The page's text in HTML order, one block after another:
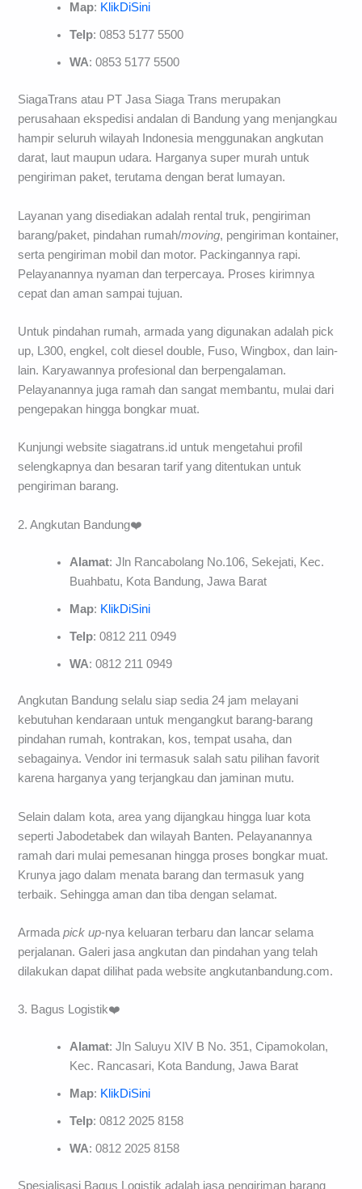
Map: KlikDiSini
Telp: 0853 5177 5500
WA: 0853 5177 5500
SiagaTrans atau PT Jasa Siaga Trans merupakan
perusahaan ekspedisi andalan di Bandung yang menjangkau
hampir seluruh wilayah Indonesia menggunakan angkutan
darat, laut maupun udara. Harganya super murah untuk
pengiriman paket, terutama dengan berat lumayan.
Layanan yang disediakan adalah rental truk, pengiriman
barang/paket, pindahan rumah/moving, pengiriman kontainer,
serta pengiriman mobil dan motor. Packingannya rapi.
Pelayanannya nyaman dan terpercaya. Proses kirimnya
cepat dan aman sampai tujuan.
Untuk pindahan rumah, armada yang digunakan adalah pick
up, L300, engkel, colt diesel double, Fuso, Wingbox, dan lain-
lain. Karyawannya profesional dan berpengalaman.
Pelayanannya juga ramah dan sangat membantu, mulai dari
pengepakan hingga bongkar muat.
Kunjungi website siagatrans.id untuk mengetahui profil
selengkapnya dan besaran tarif yang ditentukan untuk
pengiriman barang.
2. Angkutan Bandung❤️
Alamat: Jln Rancabolang No.106, Sekejati, Kec.
Buahbatu, Kota Bandung, Jawa Barat
Map: KlikDiSini
Telp: 0812 211 0949
WA: 0812 211 0949
Angkutan Bandung selalu siap sedia 24 jam melayani
kebutuhan kendaraan untuk mengangkut barang-barang
pindahan rumah, kontrakan, kos, tempat usaha, dan
sebagainya. Vendor ini termasuk salah satu pilihan favorit
karena harganya yang terjangkau dan jaminan mutu.
Selain dalam kota, area yang dijangkau hingga luar kota
seperti Jabodetabek dan wilayah Banten. Pelayanannya
ramah dari mulai pemesanan hingga proses bongkar muat.
Krunya jago dalam menata barang dan termasuk yang
terbaik. Sehingga aman dan tiba dengan selamat.
Armadapick up-nya keluaran terbaru dan lancar selama
perjalanan. Galeri jasa angkutan dan pindahan yang telah
dilakukan dapat dilihat pada website angkutanbandung.com.
3. Bagus Logistik❤️
Alamat: Jln Saluyu XIV B No. 351, Cipamokolan,
Kec. Rancasari, Kota Bandung, Jawa Barat
Map: KlikDiSini
Telp: 0812 2025 8158
WA: 0812 2025 8158
Spesialisasi Bagus Logistik adalah jasa pengiriman barang